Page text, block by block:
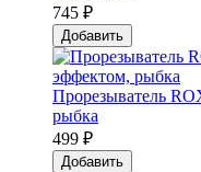
745 ₽
Добавить
Прорезыватель
рыбка
499 ₽
Добавить